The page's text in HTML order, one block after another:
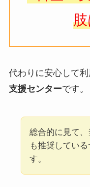
代わりに安心して
支援センターです。
総合的に見て
も推奨してい
す。